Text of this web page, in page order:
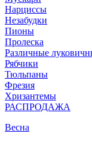
Нарцисcы
Незабудки
Пионы
Пролеска
Различные
Рябчики
Тюльпаны
Фрезия
Хризантемы
РАСПРОДАЖА
Весна